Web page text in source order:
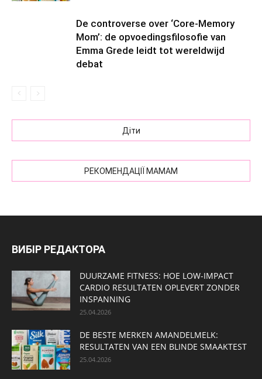
De controverse over ‘Core-Memory
Mom’: de opvoedingsfilosofie van
Emma Grede leidt tot wereldwijd
debat
Діти
РЕКОМЕНДАЦІЇ МАМАМ
ВИБІР РЕДАКТОРА
DUURZAME FITNESS: HOE LOW-IMPACT
CARDIO RESULTATEN OPLEVERT ZONDER
INSPANNING
25.04.2026
DE BESTE MERKEN AMANDELMELK:
RESULTATEN VAN EEN BLINDE SMAAKTEST
25.04.2026